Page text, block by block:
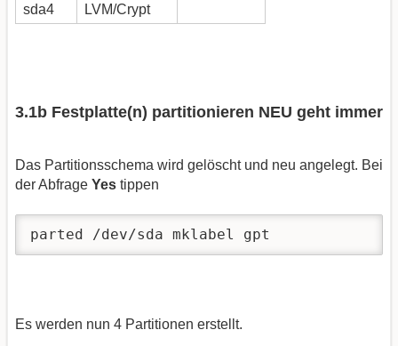
sda4
LVM/Crypt
3.1b Festplatte(n) partitionieren NEU geht immer
Das Partitionsschema wird gelöscht und neu angelegt. Bei
der Abfrage Yes tippen
parted /dev/sda mklabel gpt
Es werden nun 4 Partitionen erstellt.